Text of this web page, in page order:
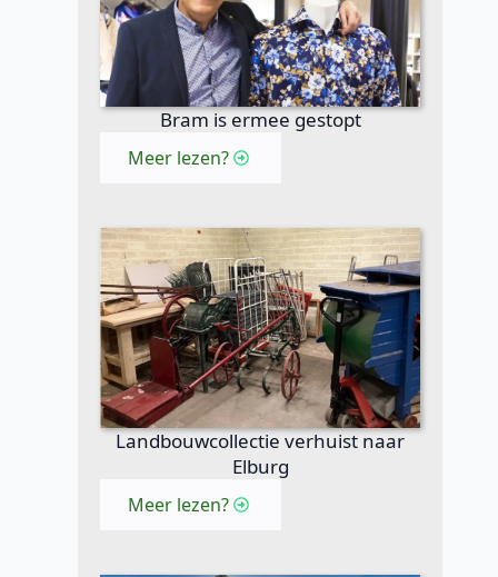
Bram is ermee gestopt
Meer lezen?
Landbouwcollectie verhuist naar
Elburg
Meer lezen?